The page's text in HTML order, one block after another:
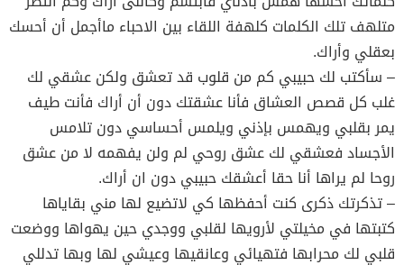
متلهف تلك الكلمات كلهفة اللقاء بين الاحباء ماأجمل أن أحسك
بعقلي وأراك.
– سأكتب لك حبيبي كم من قلوب قد تعشق ولكن عشقي لك
غلب كل قصص العشاق فأنا عشقتك دون أن أراك فأنت طيف
يمر بقلبي ويهمس بإذني ويلمس أحساسي دون تلامس
الأجساد فعشقي لك عشق روحي لم ولن يفهمه لا من عشق
روحا لم يراها أنا حقا أعشقك حبيبي دون ان أراك.
– تذكرتك ذكرى كنت أحفظها كي لاتضيع لها مني بقاياها
كتبتها في مخيلتي لأرويها لقلبي ووجدي حين يهواها ووضعت
قلبي لك محرابها فتهيائي وعانقيها وعيشي لها وبها تدللي